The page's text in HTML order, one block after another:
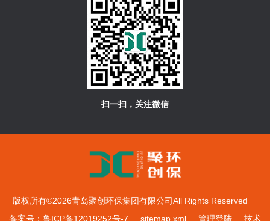
扫一扫，关注微信
版权所有©2026青岛聚创环保集团有限公司All Rights Reserved
备案号：鲁ICP备12019252号-7
sitemap.xml 管理登陆技术